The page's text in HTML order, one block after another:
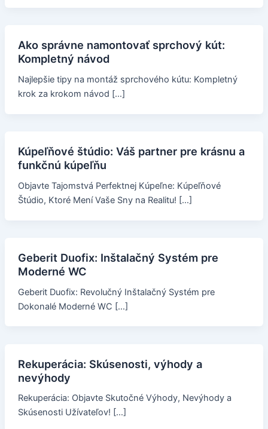
Ako správne namontovať sprchový kút:
Kompletný návod
Najlepšie tipy na montáž sprchového kútu: Kompletný
krok za krokom návod […]
Kúpeľňové štúdio: Váš partner pre krásnu a
funkčnú kúpeľňu
Objavte Tajomstvá Perfektnej Kúpeľne: Kúpeľňové
Štúdio, Ktoré Mení Vaše Sny na Realitu! […]
Geberit Duofix: Inštalačný Systém pre
Moderné WC
Geberit Duofix: Revolučný Inštalačný Systém pre
Dokonalé Moderné WC […]
Rekuperácia: Skúsenosti, výhody a
nevýhody
Rekuperácia: Objavte Skutočné Výhody, Nevýhody a
Skúsenosti Užívateľov! […]